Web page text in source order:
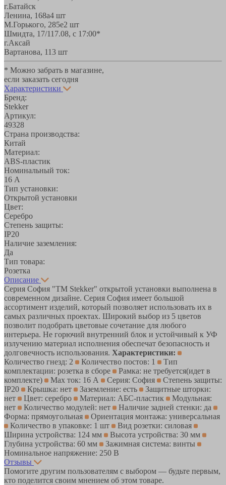
г.Батайск
Ленина, 168а4 шт
М.Горького, 285е2 шт
Шмидта, 17/117.08, с 17:00*
г.Аксай
Вартанова, 113 шт
* Можно забрать в магазине,
если заказать сегодня
Характеристики
Бренд:
Stekker
Артикул:
49328
Страна производства:
Китай
Материал:
ABS-пластик
Номинальный ток:
16 А
Тип установки:
Открытой установки
Цвет:
Серебро
Степень защиты:
IP20
Наличие заземления:
Да
Тип товара:
Розетка
Описание
Серия София "TM Stekker" открытой установки выполнена в
современном дизайне. Серия София имеет большой
ассортимент изделий, который позволяет использовать их в
самых различных проектах. Широкий выбор из 5 цветов
позволит подобрать цветовые сочетание для любого
интерьера. Не горючий внутренний блок и устойчивый к УФ
излучению материал исполнения обеспечат безопасность и
долговечность использования. Характеристики:
Количество гнезд: 2
Количество постов: 1
Тип
комплектации: розетка в сборе
Рамка: не требуется(идет в
комплекте)
Max ток: 16 А Серия: София
Степень защиты:
IP20
Крышка: нет Заземление: есть
Защитные шторки:
нет
Цвет: серебро Материал: АБС-пластик
Модульная:
нет
Количество модулей: нет
Наличие задней стенки: да
Форма: прямоугольная
Ориентация монтажа: универсальная
Количество в упаковке: 1 шт
Вид розетки: силовая
Ширина устройства: 124 мм
Высота устройства: 30 мм
Глубина устройства: 60 мм
Зажимная система: винты
Номинальное напряжение: 250 В
Отзывы
Помогите другим пользователям с выбором — будьте первым,
кто поделится своим мнением об этом товаре.